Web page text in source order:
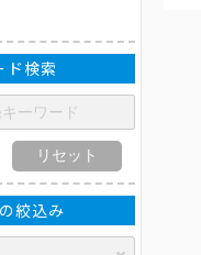
ド検索
リセット
絞込み